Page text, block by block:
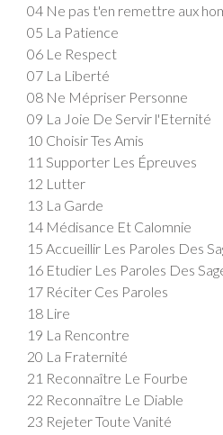
04 Ne pas t'en remettre aux
05 La Patience
06 Le Respect
07 La Liberté
08 Ne Mépriser Personne
09 La Joie De Servir l'Eternité
10 Choisir Tes Amis
11 Supporter Les Épreuves
12 Lutter
13 La Garde
14 Médisance Et Calomnie
15 Accueillir Les Paroles Des
16 Etudier Les Paroles Des
17 Réciter Ces Paroles
18 Lire
19 La Rencontre
20 La Fraternité
21 Reconnaître Le Fourbe
22 Reconnaître Le Diable
23 Rejeter Toute Vanité